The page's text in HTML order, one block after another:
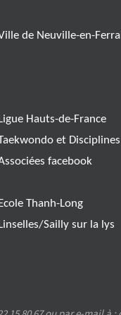
de Neuville-en-
Ligue Hauts-de-France
et Disciplines
facebook
Ecole Thanh-Long
Linselles/Sailly sur la lys